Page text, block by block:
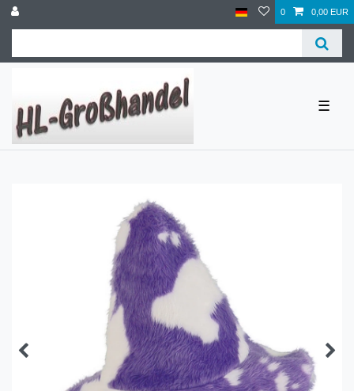
0 0,00 EUR
☰